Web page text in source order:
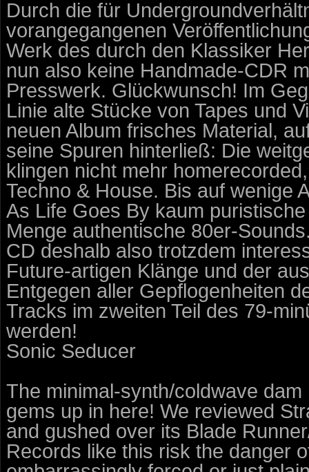
Durch die für
vorangegangenen
Werk des durch den Klassiker
nun also keine Handmade-CDR
Presswerk. Glückwunsch! Im
Linie alte Stücke von Tapes und
neuen Album frisches Material,
seine Spuren hinterließ: Die
klingen nicht mehr
Techno & House. Bis auf wenige
As Life Goes By kaum
Menge authentische 80er-
CD deshalb also trotzdem
Future-artigen Klänge und der
Entgegen aller Gepflogenheiten
Tracks im zweiten Teil des 79-
werden!
Sonic Seducer
The minimal-synth/coldwave
gems up in here! We reviewed
and gushed over its Blade
Records like this risk the danger